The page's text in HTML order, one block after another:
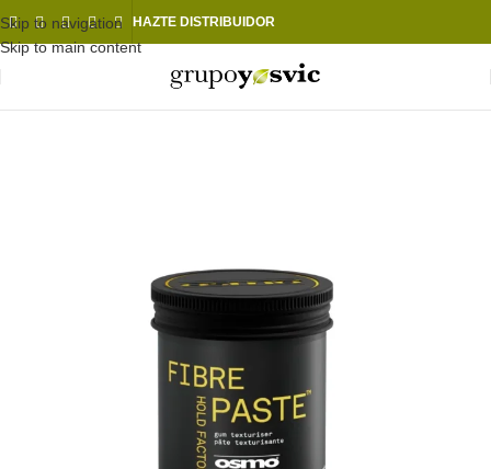
Skip to navigation
Skip to main content
HAZTE DISTRIBUIDOR